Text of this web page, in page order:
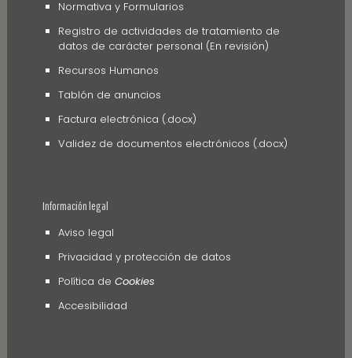
Normativa y Formularios
Registro de actividades de tratamiento de
datos de carácter personal (En revisión)
Recursos Humanos
Tablón de anuncios
Factura electrónica (.docx)
Validez de documentos electrónicos (.docx)
Información legal
Aviso legal
Privacidad y protección de datos
Política de Cookies
Accesibilidad